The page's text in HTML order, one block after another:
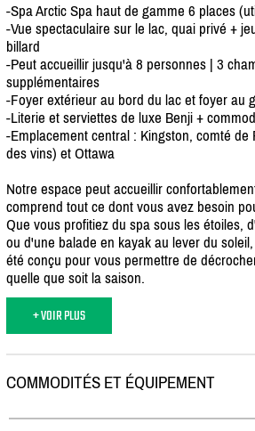
-Spa Arctic Spa haut de gamme 6 places
-Vue spectaculaire sur le lac, quai privé +
billard
-Peut accueillir jusqu'à 8 personnes | 3
supplémentaires
-Foyer extérieur au bord du lac et foyer au
-Literie et serviettes de luxe Benji +
-Emplacement central : Kingston, comté de
des vins) et Ottawa
Notre espace peut accueillir
comprend tout ce dont vous avez besoin
Que vous profitiez du spa sous les étoiles,
ou d'une balade en kayak au lever du
été conçu pour vous permettre de
quelle que soit la saison.
+ VOIR PLUS
COMMODITÉS ET ÉQUIPEMENT